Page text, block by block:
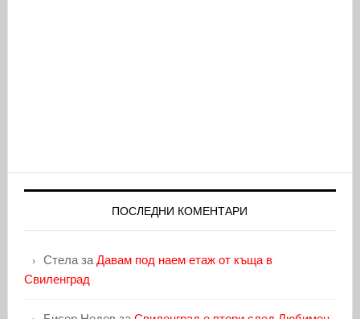
ПОСЛЕДНИ КОМЕНТАРИ
Стелаза Давам под наем етаж от къща в
Свиленград